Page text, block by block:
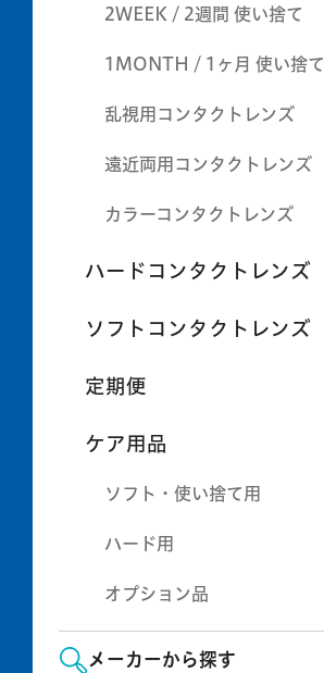
2WEEK / 2週間 使い捨て
1MONTH / 1ヶ月 使い捨て
乱視用コンタクトレンズ
遠近両用コンタクトレンズ
カラーコンタクトレンズ
ハードコンタクトレンズ
ソフトコンタクトレンズ
定期便
ケア用品
ソフト・使い捨て用
ハード用
オプション品
メーカーから探す